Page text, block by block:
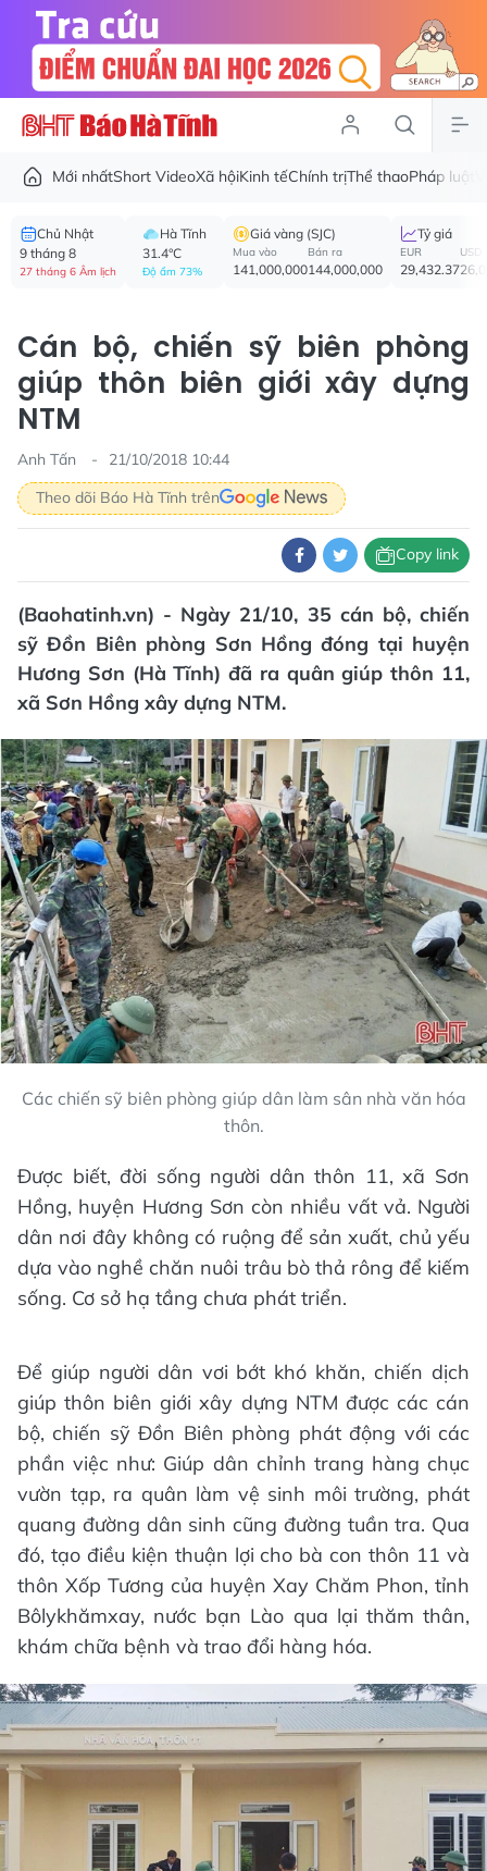
Mới nhấtShort VideoXã hộiKinh tếChính trịThể thaoPháp luật
Chủ Nhật
9 tháng 8
27 tháng 6 Âm lịch
Hà Tĩnh
31.4°C
Độ ẩm 73%
Giá vàng (SJC)
Mua vào
141,000,000
Bán ra
144,000,000
Tỷ giá
EUR
29,432.37
USD
Cán bộ, chiến sỹ biên phòng
giúp thôn biên giới xây dựng
NTM
Anh Tấn
21/10/2018 10:44
Theo dõi Báo Hà Tĩnh trên
Copy link
(Baohatinh.vn) - Ngày 21/10, 35 cán bộ, chiến
sỹ Đồn Biên phòng Sơn Hồng đóng tại huyện
Hương Sơn (Hà Tĩnh) đã ra quân giúp thôn 11,
xã Sơn Hồng xây dựng NTM.
Các chiến sỹ biên phòng giúp dân làm sân nhà văn hóa
thôn.
Được biết, đời sống người dân thôn 11, xã Sơn
Hồng, huyện Hương Sơn còn nhiều vất vả. Người
dân nơi đây không có ruộng để sản xuất, chủ yếu
dựa vào nghề chăn nuôi trâu bò thả rông để kiếm
sống. Cơ sở hạ tầng chưa phát triển.
Để giúp người dân vơi bớt khó khăn, chiến dịch
giúp thôn biên giới xây dựng NTM được các cán
bộ, chiến sỹ Đồn Biên phòng phát động với các
phần việc như: Giúp dân chỉnh trang hàng chục
vườn tạp, ra quân làm vệ sinh môi trường, phát
quang đường dân sinh cũng đường tuần tra. Qua
đó, tạo điều kiện thuận lợi cho bà con thôn 11 và
thôn Xốp Tương của huyện Xay Chăm Phon, tỉnh
Bôlykhămxay, nước bạn Lào qua lại thăm thân,
khám chữa bệnh và trao đổi hàng hóa.